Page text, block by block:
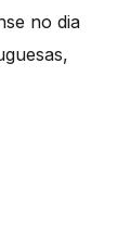
no dia